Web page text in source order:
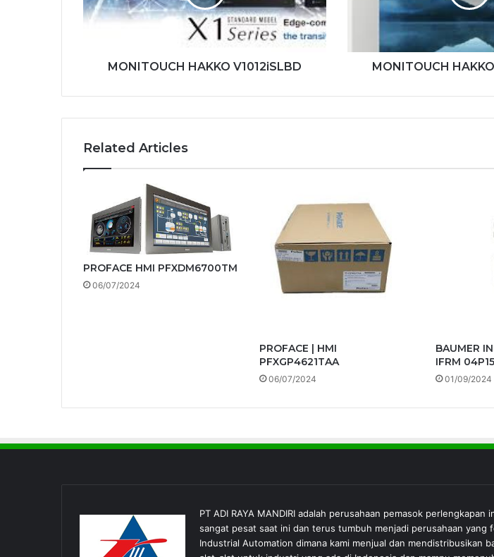
MONITOUCH HAKKO V1012iSLBD MONITOUCH
Related Articles
PROFACE HMI PFXDM6700TM
06/07/2024
PROFACE | HMI
PFXGP4621TAA
06/07/2024
BAUMER
IFRM
01/09/2024
PT ADI RAYA MANDIRI adalah perusahaan pemasok perlengkapan
sangat pesat saat ini dan terus tumbuh menjadi perusahaan yang
Industrial Automation dimana kami menjual dan mendistribusikan